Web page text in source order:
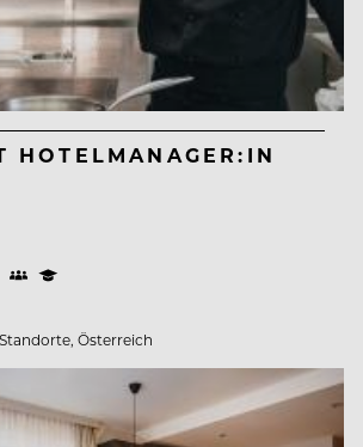
HOTELMANAGER:IN
Österreich